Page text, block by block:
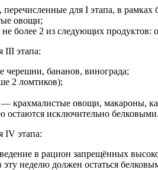
перечисленные для I этапа, в рамках
овощи;
более 2 из следующих продуктов:
III этапа:
черешни, бананов, винограда;
2 ломтиков);
крахмалистые овощи, макароны,
остаются исключительно белковыми.
IV этапа:
в рацион запрещённых
эту неделю должен остаться